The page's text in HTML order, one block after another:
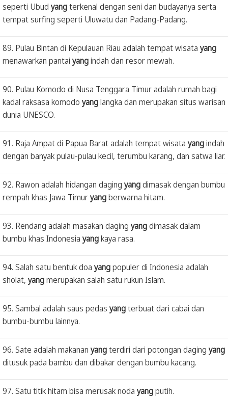
seperti Ubud yangterkenal dengan seni dan budayanya serta
tempat surfing seperti Uluwatu dan Padang-Padang.
89. Pulau Bintan di Kepulauan Riau adalah tempat wisata yang
menawarkan pantai yangindah dan resor mewah.
90. Pulau Komodo di Nusa Tenggara Timur adalah rumah bagi
kadal raksasa komodo yanglangka dan merupakan situs warisan
dunia UNESCO.
91. Raja Ampat di Papua Barat adalah tempat wisata yangindah
dengan banyak pulau-pulau kecil, terumbu karang, dan satwa liar.
92. Rawon adalah hidangan daging yangdimasak dengan bumbu
rempah khas Jawa Timuryangberwarna hitam.
93. Rendang adalah masakan daging yangdimasak dalam
bumbu khas Indonesia yangkaya rasa.
94. Salah satu bentuk doa yangpopuler di Indonesia adalah
sholat, yangmerupakan salah satu rukun Islam.
95. Sambal adalah saus pedas yangterbuat dari cabai dan
bumbu-bumbu lainnya.
96. Sate adalah makanan yangterdiri dari potongan daging yang
ditusuk pada bambu dan dibakar dengan bumbu kacang.
97. Satu titik hitam bisa merusak noda yangputih.